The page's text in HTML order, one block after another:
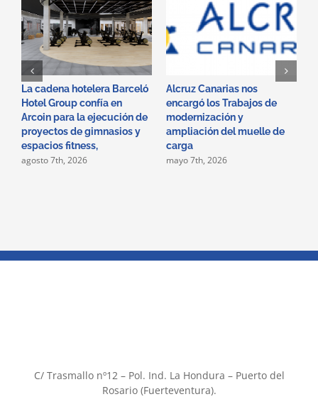
La cadena hotelera Barceló
Hotel Group confía en
Arcoin para la ejecución de
proyectos de gimnasios y
espacios fitness,
agosto 7th, 2026
Alcruz Canarias nos
encargó los Trabajos de
modernización y
ampliación del muelle de
carga
mayo 7th, 2026
C/ Trasmallo nº12 – Pol. Ind. La Hondura – Puerto del
Rosario (Fuerteventura).